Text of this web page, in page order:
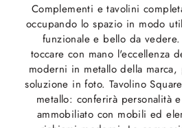
Complementi e tavolini
occupando lo spazio in modo
funzionale e bello da
toccare con mano l'eccellenza
moderni in metallo della
soluzione in foto. Tavolino
metallo: conferirà personalità
ammobiliato con mobili ed